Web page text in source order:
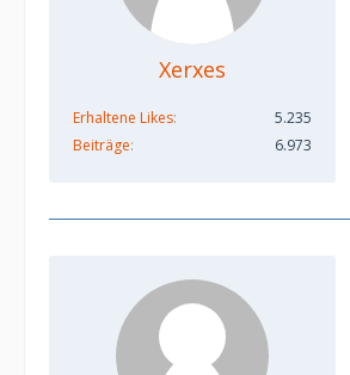
Xerxes
Erhaltene Likes
5.235
Beiträge
6.973